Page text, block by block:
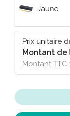
Jaune
Vert
Prix unitaire
Montant de
Montant TTC :